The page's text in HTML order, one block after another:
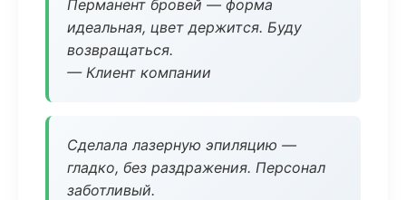
Перманент бровей — форма
идеальная, цвет держится. Буду
возвращаться.
— Клиент компании
Сделала лазерную эпиляцию —
гладко, без раздражения. Персонал
заботливый.